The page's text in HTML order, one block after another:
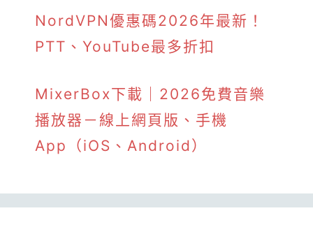
NordVPN優惠碼2026年最新！
PTT、YouTube最多折扣
MixerBox下載｜2026免費音樂
播放器－線上網頁版、手機
App（iOS、Android）